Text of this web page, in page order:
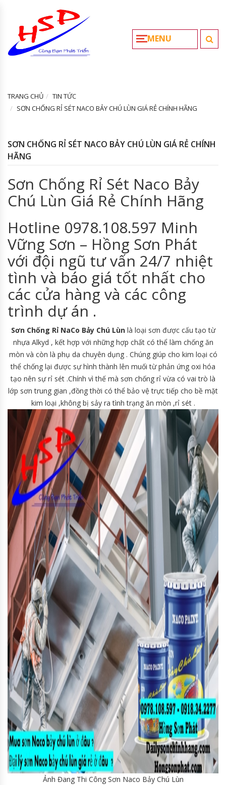
MENU
TRANG CHỦ
TIN TỨC
SƠN CHỐNG RỈ SÉT NACO BẢY CHÚ LÙN GIÁ RẺ CHÍNH HÃNG
SƠN CHỐNG RỈ SÉT NACO BẢY CHÚ LÙN GIÁ RẺ CHÍNH
HÃNG
Sơn Chống Rỉ Sét Naco Bảy
Chú Lùn Giá Rẻ Chính Hãng
Hotline 0978.108.597 Minh
Vững Sơn – Hồng Sơn Phát
với đội ngũ tư vấn 24/7 nhiệt
tình và báo giá tốt nhất cho
các cửa hàng và các công
trình dự án .
Sơn Chống Rỉ NaCo Bảy Chú Lùnlà loại sơn được cấu tạo từ
nhựa Alkyd , kết hợp với những hợp chất có thể làm chống ăn
mòn và còn là phụ da chuyên dụng . Chúng giúp cho kim loại có
thể chống lại được sự hình thành lên muối từ phản ứng oxi hóa
tạo nên sự rỉ sét .Chính vì thế mà sơn chống rỉ vừa có vai trò là
lớp sơn trung gian ,đồng thời có thể bảo vệ trực tiếp cho bề mặt
kim loại ,không bị sảy ra tình trạng ăn mòn ,rỉ sét .
Ảnh Đang Thi Công Sơn Naco Bảy Chú Lùn